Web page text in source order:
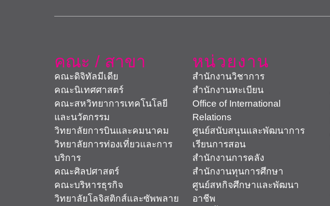
คณะ / สาขา
คณะดิจิทัลมีเดีย
คณะนิเทศศาสตร์
คณะสหวิทยาการเทคโนโลยี
และนวัตกรรม
วิทยาลัยการบินและคมนาคม
วิทยาลัยการท่องเที่ยวและการ
บริการ
คณะศิลปศาสตร์
คณะบริหารธุรกิจ
วิทยาลัยโลจิสติกส์และซัพพลาย
หน่วยงาน
สำนักงานวิชาการ
สำนักงานทะเบียน
Office of International
Relations
ศูนย์สนับสนุนและพัฒนาการ
เรียนการสอน
สำนักงานการคลัง
สำนักงานทุนการศึกษา
ศูนย์สหกิจศึกษาและพัฒนา
อาชีพ